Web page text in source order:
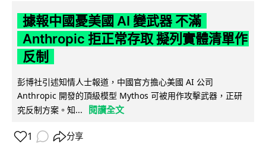
據報中國憂美國 AI 變武器 不滿
Anthropic 拒正常存取 擬列實體清單作
反制
彭博社引述知情人士報道，中國官方擔心美國 AI 公司
Anthropic 開發的頂級模型 Mythos 可被用作攻擊武器，正研
究反制方案。知...
閱讀全文
1 分享